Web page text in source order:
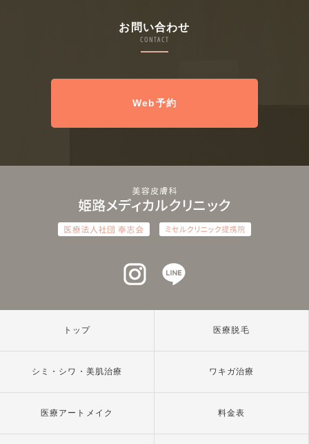
お問い合わせ
CONTACT
Web予約
インスタグラム
トップ 医療脱毛
シミ・シワ・美肌治療 ワキガ治療
医療アートメイク 料金表